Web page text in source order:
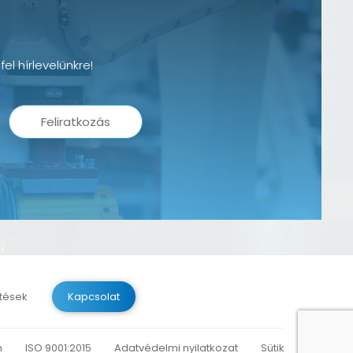
hírlevelünkre!
Feliratkozás
Kapcsolat
ISO 9001:2015 Adatvédelmi nyilatkozat Sütik